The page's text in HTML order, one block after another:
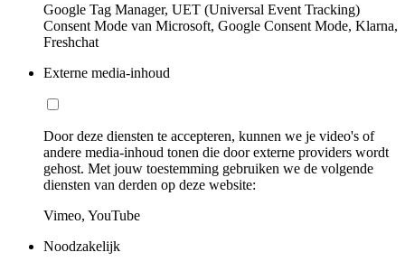
Google Tag Manager, UET (Universal Event Tracking)
Consent Mode van Microsoft, Google Consent Mode, Klarna,
Freshchat
Externe media-inhoud
Door deze diensten te accepteren, kunnen we je video's of
andere media-inhoud tonen die door externe providers wordt
gehost. Met jouw toestemming gebruiken we de volgende
diensten van derden op deze website:
Vimeo, YouTube
Noodzakelijk